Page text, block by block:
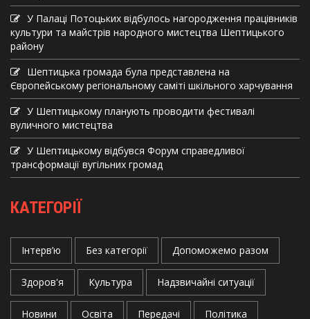
У Палаці Потоцьких відбулось нагородження працівників
культури та майстрів народного мистецтва Шептицького
району
Шептицька громада була представлена на
Європейському регіональному саміті шкільного харчування
У Шептицькому планують проводити фестивалі
вуличного мистецтва
У Шептицькому відбувся Форум справедливої
трансформації вугільних громад
КАТЕГОРІЇ
Інтерв’ю Без категорії Допоможемо разом
Здоров'я Культура Надзвичайні ситуації
Новини Освіта Передачі Політика